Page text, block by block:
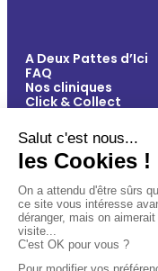
A Deux Pattes d’Ici
FAQ
Nos cliniques
Click & Collect
Vos avantages
Conseils